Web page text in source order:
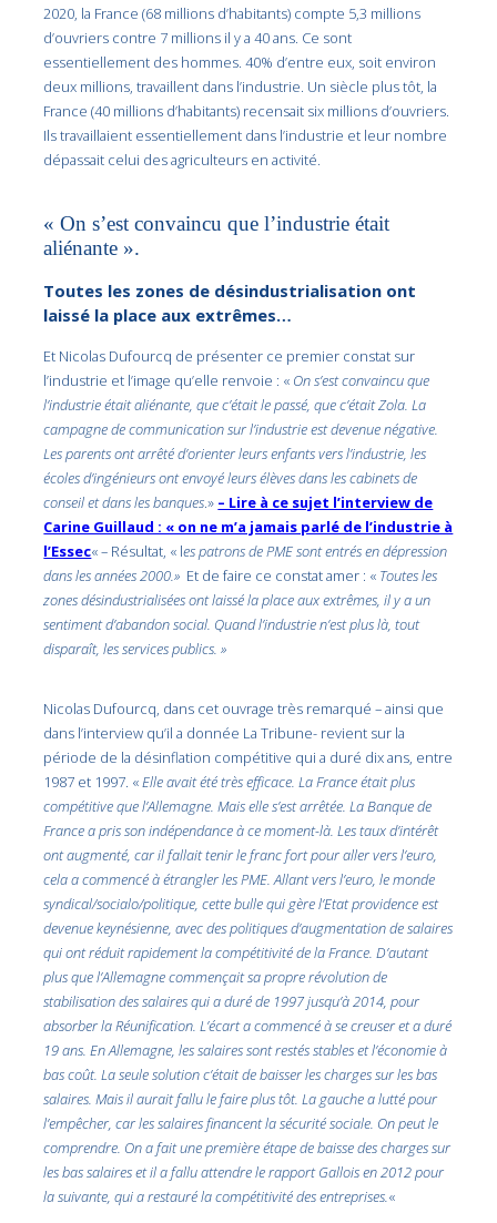
2020, la France (68 millions d’habitants) compte 5,3 millions
d’ouvriers contre 7 millions il y a 40 ans. Ce sont
essentiellement des hommes. 40% d’entre eux, soit environ
deux millions, travaillent dans l’industrie. Un siècle plus tôt, la
France (40 millions d’habitants) recensait six millions d’ouvriers.
Ils travaillaient essentiellement dans l’industrie et leur nombre
dépassait celui des agriculteurs en activité.
« On s’est convaincu que l’industrie était
aliénante ».
Toutes les zones de désindustrialisation ont
laissé la place aux extrêmes…
Et Nicolas Dufourcq de présenter ce premier constat sur
l’industrie et l’image qu’elle renvoie : « On s’est convaincu que
l’industrie était aliénante, que c’était le passé, que c’était Zola. La
campagne de communication sur l’industrie est devenue négative.
Les parents ont arrêté d’orienter leurs enfants vers l’industrie, les
écoles d’ingénieurs ont envoyé leurs élèves dans les cabinets de
conseil et dans les banques.» – Lire à ce sujet l’interview de
Carine Guillaud : « on ne m’a jamais parlé de l’industrie à
l’Essec« – Résultat, « les patrons de PME sont entrés en dépression
dans les années 2000.» Et de faire ce constat amer : « Toutes les
zones désindustrialisées ont laissé la place aux extrêmes, il y a un
sentiment d’abandon social. Quand l’industrie n’est plus là, tout
disparaît, les services publics. »
Nicolas Dufourcq, dans cet ouvrage très remarqué – ainsi que
dans l’interview qu’il a donnée La Tribune- revient sur la
période de la désinflation compétitive qui a duré dix ans, entre
1987 et 1997. «Elle avait été très efficace. La France était plus
compétitive que l’Allemagne. Mais elle s’est arrêtée. La Banque de
France a pris son indépendance à ce moment-là. Les taux d’intérêt
ont augmenté, car il fallait tenir le franc fort pour aller vers l’euro,
cela a commencé à étrangler les PME. Allant vers l’euro, le monde
syndical/socialo/politique, cette bulle qui gère l’Etat providence est
devenue keynésienne, avec des politiques d’augmentation de salaires
qui ont réduit rapidement la compétitivité de la France. D’autant
plus que l’Allemagne commençait sa propre révolution de
stabilisation des salaires qui a duré de 1997 jusqu’à 2014, pour
absorber la Réunification. L’écart a commencé à se creuser et a duré
19 ans. En Allemagne, les salaires sont restés stables et l’économie à
bas coût. La seule solution c’était de baisser les charges sur les bas
salaires. Mais il aurait fallu le faire plus tôt. La gauche a lutté pour
l’empêcher, car les salaires financent la sécurité sociale. On peut le
comprendre. On a fait une première étape de baisse des charges sur
les bas salaires et il a fallu attendre le rapport Gallois en 2012 pour
la suivante, qui a restauré la compétitivité des entreprises.«